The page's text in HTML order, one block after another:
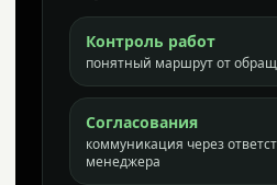
Контроль работ
понятный маршрут от
Согласования
коммуникация через
менеджера